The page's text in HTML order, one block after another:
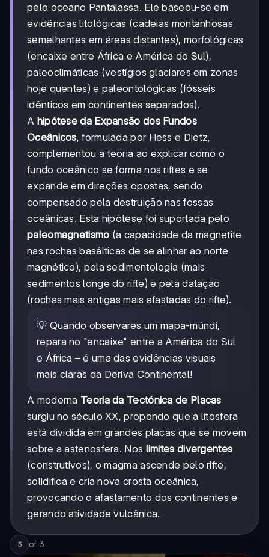
pelo oceano Pantalassa. Ele baseou-se em
evidências litológicas (cadeias montanhosas
semelhantes em áreas distantes), morfológicas
(encaixe entre África e América do Sul),
paleoclimáticas (vestígios glaciares em zonas
hoje quentes) e paleontológicas (fósseis
idênticos em continentes separados).
A hipótese da Expansão dos Fundos
Oceânicos, formulada por Hess e Dietz,
complementou a teoria ao explicar como o
fundo oceânico se forma nos riftes e se
expande em direções opostas, sendo
compensado pela destruição nas fossas
oceânicas. Esta hipótese foi suportada pelo
paleomagnetismo (a capacidade da magnetite
nas rochas basálticas de se alinhar ao norte
magnético), pela sedimentologia (mais
sedimentos longe do rifte) e pela datação
(rochas mais antigas mais afastadas do rifte).
💡 Quando observares um mapa-múndi,
repara no "encaixe" entre a América do Sul
e África – é uma das evidências visuais
mais claras da Deriva Continental!
A moderna Teoria da Tectónica de Placas
surgiu no século XX, propondo que a litosfera
está dividida em grandes placas que se movem
sobre a astenosfera. Nos limites divergentes
(construtivos), o magma ascende pelo rifte,
solidifica e cria nova crosta oceânica,
provocando o afastamento dos continentes e
gerando atividade vulcânica.
3 of 3